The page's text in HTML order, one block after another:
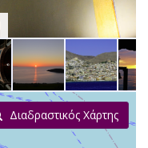
Διαδραστικός Χάρτης